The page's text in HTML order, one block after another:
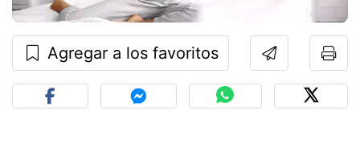
Agregar a los favoritos